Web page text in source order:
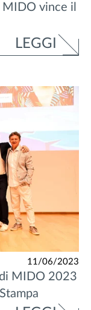
MIDO vince il
LEGGI
11/06/2023
di MIDO 2023